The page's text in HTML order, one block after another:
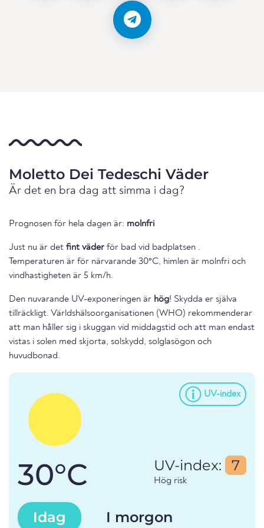
Moletto Dei Tedeschi Väder
Är det en bra dag att simma i dag?
Prognosen för hela dagen är: molnfri
Just nu är det fint väder för bad vid badplatsen .
Temperaturen är för närvarande 30°C, himlen är molnfri och
vindhastigheten är 5 km/h.
Den nuvarande UV-exponeringen är hög! Skydda er själva
tillräckligt. Världshälsoorganisationen (WHO) rekommenderar
att man håller sig i skuggan vid middagstid och att man endast
vistas i solen med skjorta, solskydd, solglasögon och
huvudbonad.
UV-index
30°C UV-index: 7
Hög risk
Idag I morgon